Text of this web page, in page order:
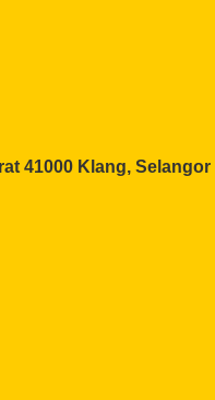
41000 Klang, Selangor